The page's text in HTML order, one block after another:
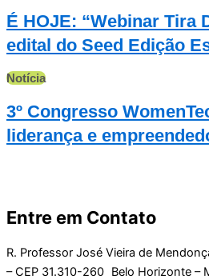
É HOJE: “Webinar Tira
edital do Seed Edição
Notícia
3º Congresso
liderança e
Entre em Contato
R. Professor José Vieira de
– CEP 31.310-260 Belo Horizonte –